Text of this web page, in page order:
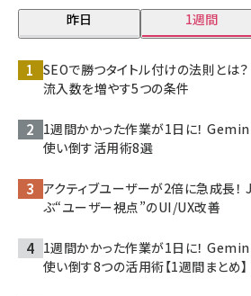
昨日 1週間
SEOで勝つタイトル付けの法則とは
流入数を増やす5つの条件
1週間かかった作業が1日に！
使い倒す活用術8選
アクティブユーザーが2倍に急成長！
ぶ“ユーザー視点”のUI/UX改善
1週間かかった作業が1日に！
使い倒す8つの活用術【1週間まとめ】